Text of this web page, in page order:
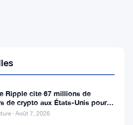
Ripple cite 67 millions de
de crypto aux États-Unis pour
la loi CLARITY
· Août 7, 2026